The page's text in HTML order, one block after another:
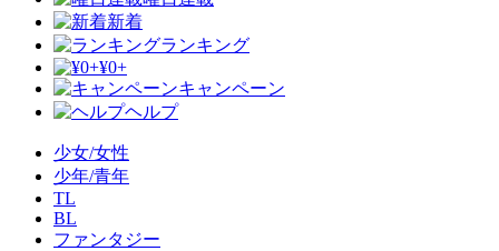
新着
ランキング
¥0+
キャンペーン
ヘルプ
少女/女性
少年/青年
TL
BL
ファンタジー